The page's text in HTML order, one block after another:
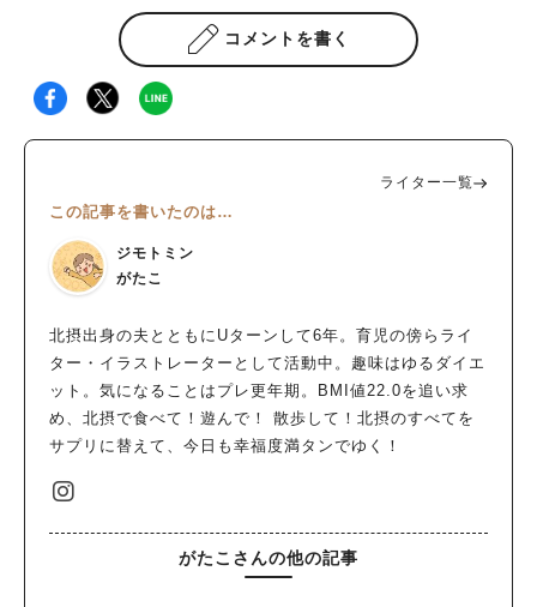
コメントを書く
ライター一覧
この記事を書いたのは…
ジモトミン
がたこ
北摂出身の夫とともにUターンして6年。育児の傍らライ
ター・イラストレーターとして活動中。趣味はゆるダイエ
ット。気になることはプレ更年期。BMI値22.0を追い求
め、北摂で食べて！遊んで！ 散歩して！北摂のすべてを
サプリに替えて、今日も幸福度満タンでゆく！
がたこさんの他の記事